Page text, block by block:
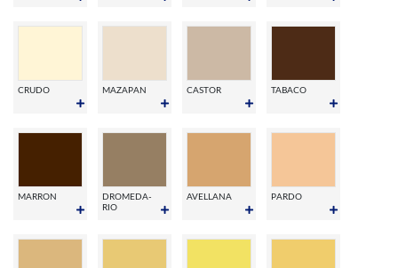
CRUDO MAZAPAN CASTOR TABACO
MARRON
DROMEDA-
RIO
AVELLANA PARDO